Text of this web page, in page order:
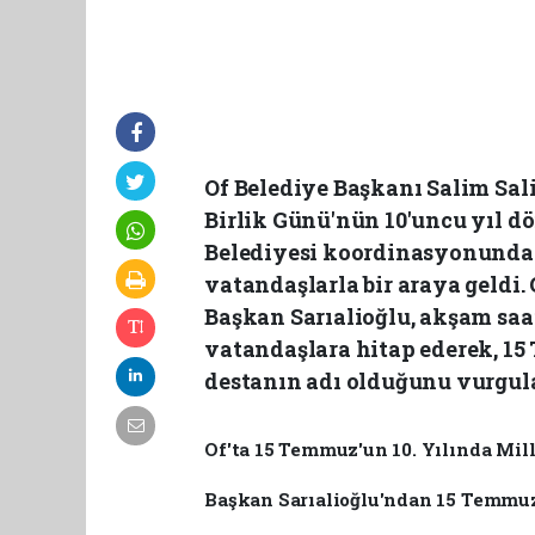
Of Belediye Başkanı Salim
Birlik Günü'nün 10'uncu yıl
Belediyesi
vatandaşlarla bir araya
Başkan Sarıalioğlu, akşam
vatandaşlara hitap ederek,
destanın adı olduğunu
Of'ta 15 Temmuz'un 10. Yılında
Başkan Sarıalioğlu'ndan 15